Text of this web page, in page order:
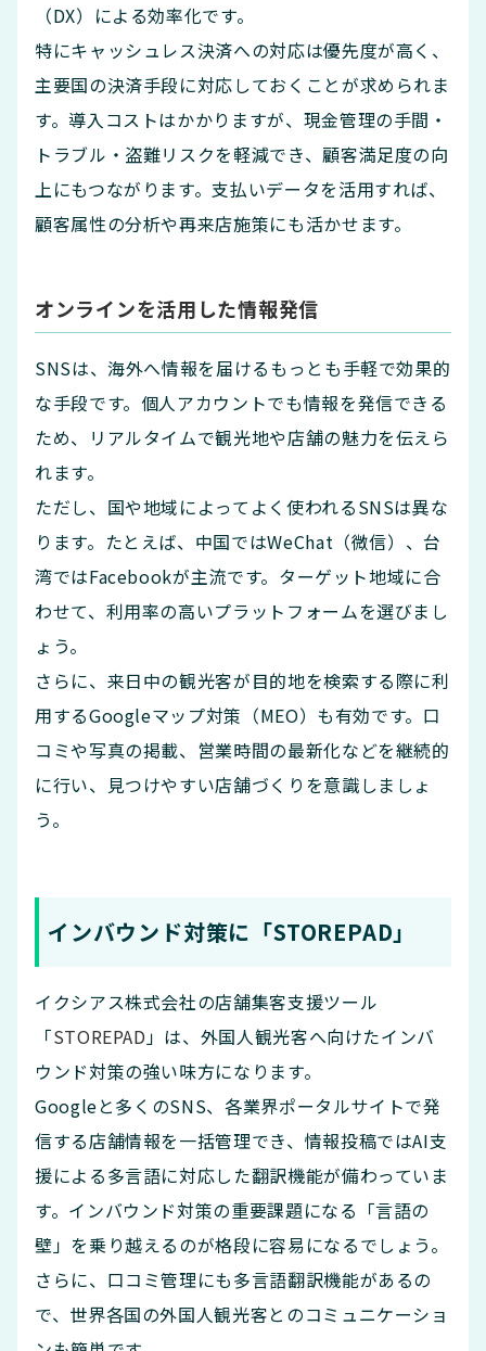
（DX）による効率化です。
特にキャッシュレス決済への対応は優先度が高く、
主要国の決済手段に対応しておくことが求められま
す。導入コストはかかりますが、現金管理の手間・
トラブル・盗難リスクを軽減でき、顧客満足度の向
上にもつながります。支払いデータを活用すれば、
顧客属性の分析や再来店施策にも活かせます。
オンラインを活用した情報発信
SNSは、海外へ情報を届けるもっとも手軽で効果的
な手段です。個人アカウントでも情報を発信できる
ため、リアルタイムで観光地や店舗の魅力を伝えら
れます。
ただし、国や地域によってよく使われるSNSは異な
ります。たとえば、中国ではWeChat（微信）、台
湾ではFacebookが主流です。ターゲット地域に合
わせて、利用率の高いプラットフォームを選びまし
ょう。
さらに、来日中の観光客が目的地を検索する際に利
用するGoogleマップ対策（MEO）も有効です。口
コミや写真の掲載、営業時間の最新化などを継続的
に行い、見つけやすい店舗づくりを意識しましょ
う。
インバウンド対策に「STOREPAD」
イクシアス株式会社の店舗集客支援ツール
「STOREPAD」は、外国人観光客へ向けたインバ
ウンド対策の強い味方になります。
Googleと多くのSNS、各業界ポータルサイトで発
信する店舗情報を一括管理でき、情報投稿ではAI支
援による多言語に対応した翻訳機能が備わっていま
す。インバウンド対策の重要課題になる「言語の
壁」を乗り越えるのが格段に容易になるでしょう。
さらに、口コミ管理にも多言語翻訳機能があるの
で、世界各国の外国人観光客とのコミュニケーショ